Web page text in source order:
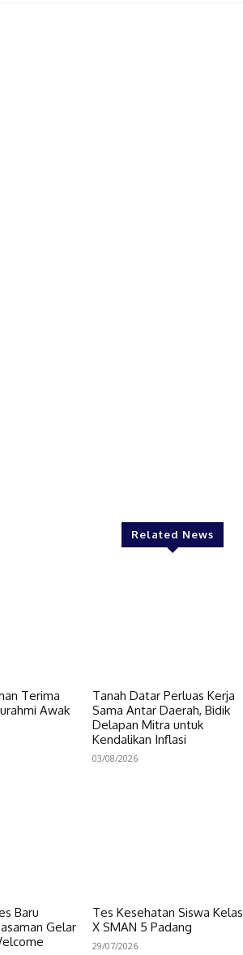
Related News
Terima
Awak
Tanah Datar Perluas Kerja
Sama Antar Daerah, Bidik
Delapan Mitra untuk
Kendalikan Inflasi
03/08/2026
Baru
Gelar
Tes Kesehatan Siswa Kelas
X SMAN 5 Padang
29/07/2026